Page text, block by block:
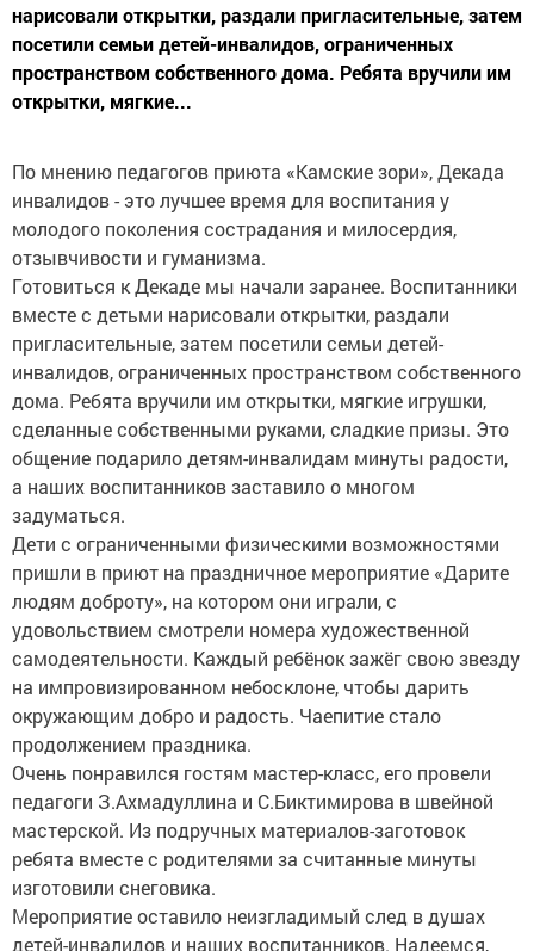
нарисовали открытки, раздали пригласительные, затем
посетили семьи детей-инвалидов, ограниченных
пространством собственного дома. Ребята вручили им
открытки, мягкие...
По мнению педагогов приюта «Камские зори», Декада
инвалидов - это лучшее время для воспитания у
молодого поколения сострадания и милосердия,
отзывчивости и гуманизма.
Готовиться к Декаде мы начали заранее. Воспитанники
вместе с детьми нарисовали открытки, раздали
пригласительные, затем посетили семьи детей-
инвалидов, ограниченных пространством собственного
дома. Ребята вручили им открытки, мягкие игрушки,
сделанные собственными руками, сладкие призы. Это
общение подарило детям-инвалидам минуты радости,
а наших воспитанников заставило о многом
задуматься.
Дети с ограниченными физическими возможностями
пришли в приют на праздничное мероприятие «Дарите
людям доброту», на котором они играли, с
удовольствием смотрели номера художественной
самодеятельности. Каждый ребёнок зажёг свою звезду
на импровизированном небосклоне, чтобы дарить
окружающим добро и радость. Чаепитие стало
продолжением праздника.
Очень понравился гостям мастер-класс, его провели
педагоги З.Ахмадуллина и С.Биктимирова в швейной
мастерской. Из подручных материалов-заготовок
ребята вместе с родителями за считанные минуты
изготовили снеговика.
Мероприятие оставило неизгладимый след в душах
детей-инвалидов и наших воспитанников. Надеемся,